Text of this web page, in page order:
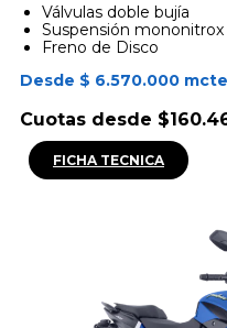
Válvulas doble bujía
Suspensión mononitrox
Freno de Disco
Desde $ 6.570.000
Cuotas desde
FICHA TECNICA